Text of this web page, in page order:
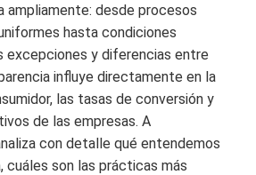
ampliamente: desde procesos
hasta condiciones
excepciones y diferencias entre
influye directamente en la
las tasas de conversión y
de las empresas. A
con detalle qué entendemos
cuáles son las prácticas más